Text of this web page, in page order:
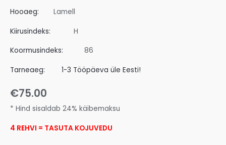
Hooaeg: Lamell
Kiirusindeks: H
Koormusindeks: 86
Tarneaeg: 1-3 Tööpäeva üle Eesti!
€75.00
* Hind sisaldab 24% käibemaksu
4 REHVI = TASUTA KOJUVEDU